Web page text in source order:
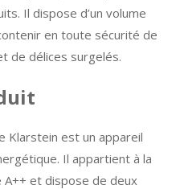
Il dispose d’un volume
en toute sécurité de
de délices surgelés.
Klarstein est un appareil
Il appartient à la
A++ et dispose de deux